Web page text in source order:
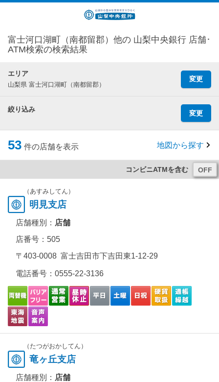
富士河口湖町（南都留郡）他の 山梨中央銀行 店舗･
ATM検索の検索結果
エリア
山梨県 富士河口湖町（南都留郡）
変更
絞り込み 変更
53 件の店舗を表示 地図から探す
コンビニATMを含む
（あすみしてん）
明見支店
店舗種別： 店舗
店番号：505
〒403-0008 富士吉田市下吉田東1-12-29
電話番号： 0555-22-3136
（たつがおかしてん）
竜ヶ丘支店
店舗種別： 店舗